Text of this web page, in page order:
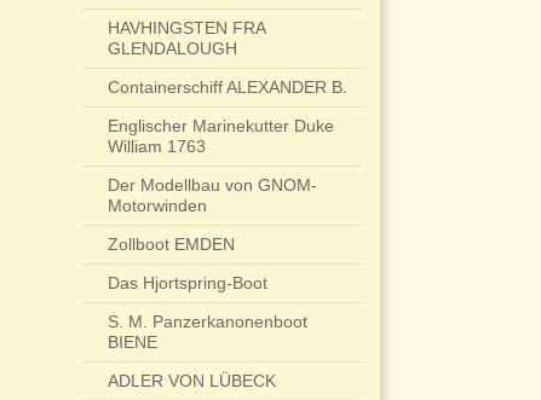
HAVHINGSTEN FRA
GLENDALOUGH
Containerschiff ALEXANDER B.
Englischer Marinekutter Duke
William 1763
Der Modellbau von GNOM-
Motorwinden
Zollboot EMDEN
Das Hjortspring-Boot
S. M. Panzerkanonenboot
BIENE
ADLER VON LÜBECK